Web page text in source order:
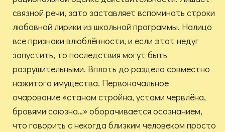
связной речи, зато заставляет вспоминать строки
любовной лирики из школьной программы. Налицо
все признаки влюблённости, и если этот недуг
запустить, то последствия могут быть
разрушительными. Вплоть до раздела совместно
нажитого имущества. Первоначальное
очарование «станом стройна, устами червлёна,
бровями союзна…» оборачивается осознанием,
что говорить с некогда близким человеком просто